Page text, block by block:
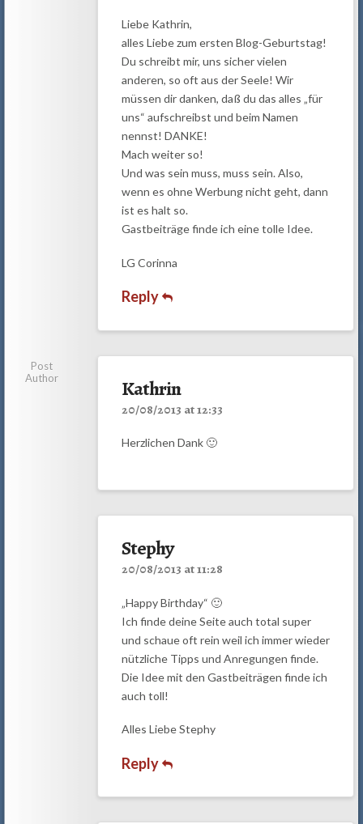
Liebe Kathrin,
alles Liebe zum ersten Blog-Geburtstag!
Du schreibt mir, uns sicher vielen
anderen, so oft aus der Seele! Wir
müssen dir danken, daß du das alles „für
uns“ aufschreibst und beim Namen
nennst! DANKE!
Mach weiter so!
Und was sein muss, muss sein. Also,
wenn es ohne Werbung nicht geht, dann
ist es halt so.
Gastbeiträge finde ich eine tolle Idee.
LG Corinna
Reply
Post
Author
Kathrin
20/08/2013 at 12:33
Herzlichen Dank 🙂
Stephy
20/08/2013 at 11:28
„Happy Birthday“ 🙂
Ich finde deine Seite auch total super
und schaue oft rein weil ich immer wieder
nützliche Tipps und Anregungen finde.
Die Idee mit den Gastbeiträgen finde ich
auch toll!
Alles Liebe Stephy
Reply